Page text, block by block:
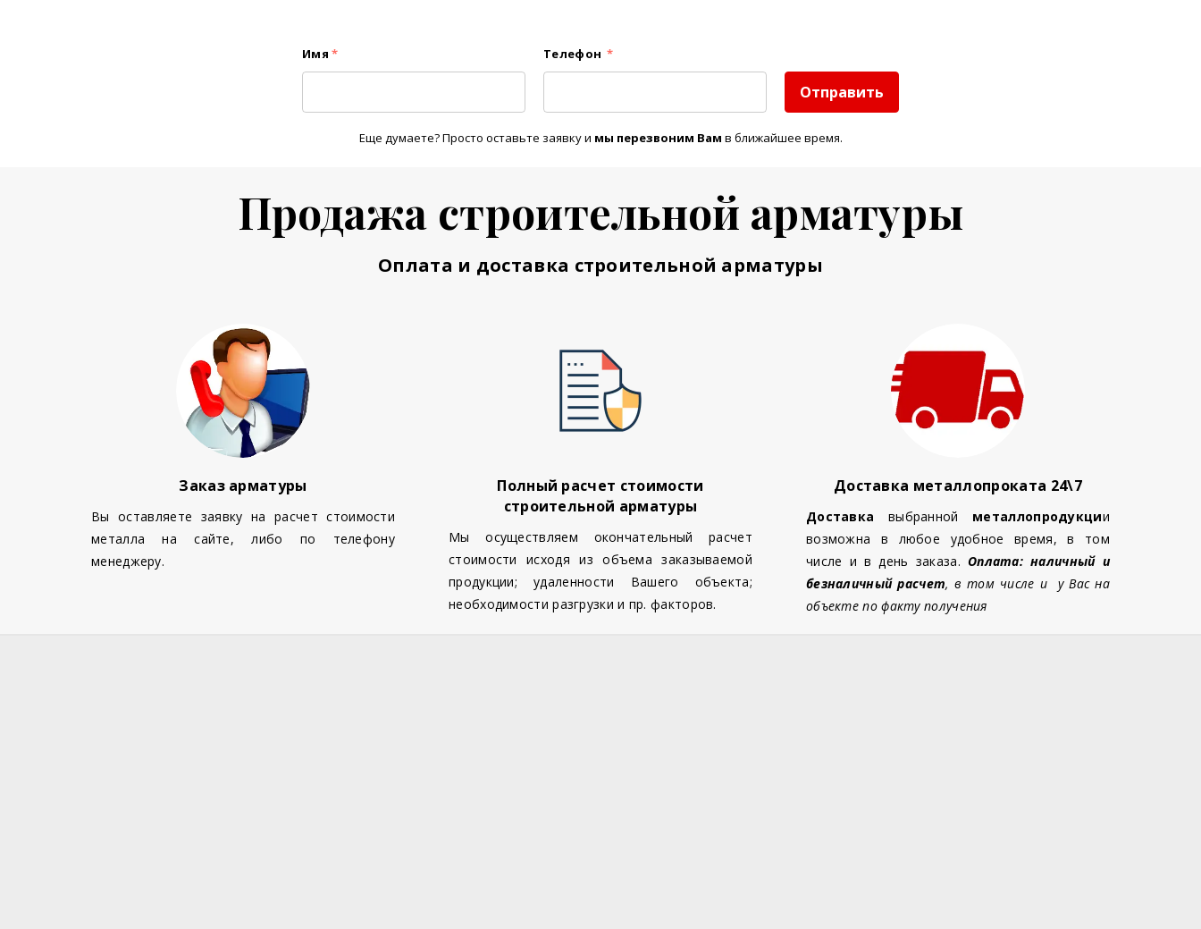
Имя * Телефон *
Отправить
Еще думаете? Просто оставьте заявку и мы перезвоним Вам в ближайшее время.
Продажа строительной арматуры
Оплата и доставка строительной арматуры
Заказ арматуры
Вы оставляете заявку на расчет стоимости
металла на сайте, либо по телефону
менеджеру.
Полный расчет стоимости
строительной арматуры
Мы осуществляем окончательный расчет
стоимости исходя из объема заказываемой
продукции; удаленности Вашего объекта;
необходимости разгрузки и пр. факторов.
Доставка металлопроката 24\7
Доставка выбранной металлопродукции
возможна в любое удобное время, в том
числе и в день заказа. Оплата: наличный и
безналичный расчет, в том числе и у Вас на
объекте по факту получения